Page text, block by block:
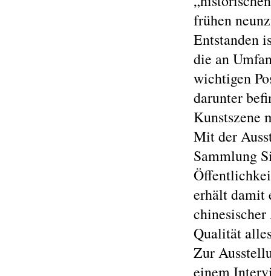
frühen
Entstanden
die an
wichtigen
darunter
Kunstszene
Mit der
Sammlung
erhält damit
Qualität
Zur
einem